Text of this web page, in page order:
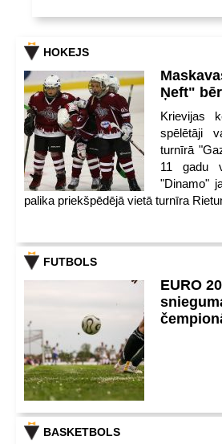
HOKEJS
Ņeft"
Krievijas
spēlētāji
turnīrā
11 gadu
"Dinamo"
palika priekšpēdējā vietā turnīra
FUTBOLS
EURO
BASKETBOLS